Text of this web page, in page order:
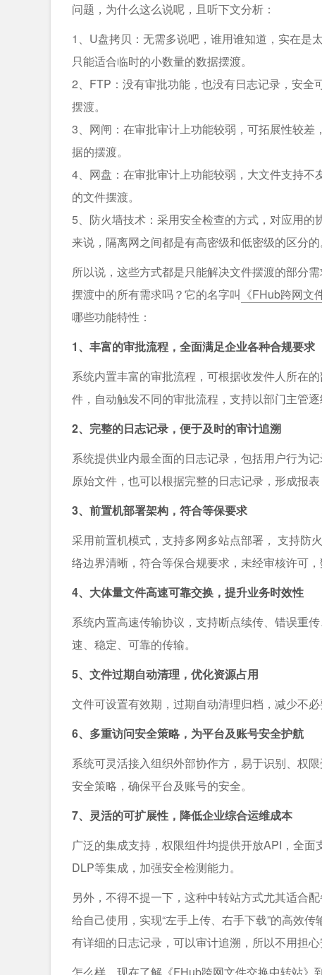
问题，为什么这么说呢，且听下文分析：
1、U盘拷贝：无需多说吧，谁用谁知道，实在是
只能适合临时的小数量的数据摆渡。
2、FTP：没有审批功能，也没有日志记录，安
摆渡。
3、网闸：在审批审计上功能较弱，可拓展性较
据的摆渡。
4、网盘：在审批审计上功能较弱，大文件支持
的文件摆渡。
5、防火墙技术：采用安全检查的方式，对应用
来说，隔离网之间都是有高密级和低密级的区分的
所以说，这些方式都是只能解决文件摆渡的部分
摆渡中的所有需求吗？它的名字叫 《FHub跨网文
哪些功能特性：
1、丰富的审批流程，全面满足企业各种合规要求
系统内置丰富的审批流程，可根据收发件人所在
件，自动触发不同的审批流程，支持以部门主管
2、完整的日志记录，便于及时的审计追溯
系统提供业内最全面的日志记录，包括用户行为
原始文件，也可以根据完整的日志记录，形成报表
3、前置机部署架构，符合等保要求
采用前置机模式，支持多网多站点部署， 支持防
络边界清晰，符合等保合规要求，未经审核许可，
4、大体量文件高速可靠交换，提升业务时效性
系统内置高速传输协议，支持断点续传、错误重
速、稳定、可靠的传输。
5、文件过期自动清理，优化资源占用
文件可设置有效期，过期自动清理归档，减少不
6、多重访问安全策略，为平台及账号安全护航
系统可灵活接入组织外部协作方，易于识别、权
安全策略，确保平台及账号的安全。
7、灵活的可扩展性，降低企业综合运维成本
广泛的集成支持，权限组件均提供开放API，全面
DLP等集成，加强安全检测能力。
另外，不得不提一下，这种中转站方式尤其适合
给自己使用，实现“左手上传、右手下载”的高效
有详细的日志记录，可以审计追溯，所以不用担心